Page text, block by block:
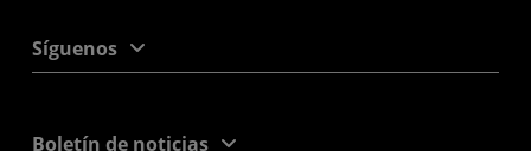
Síguenos
Boletín de noticias